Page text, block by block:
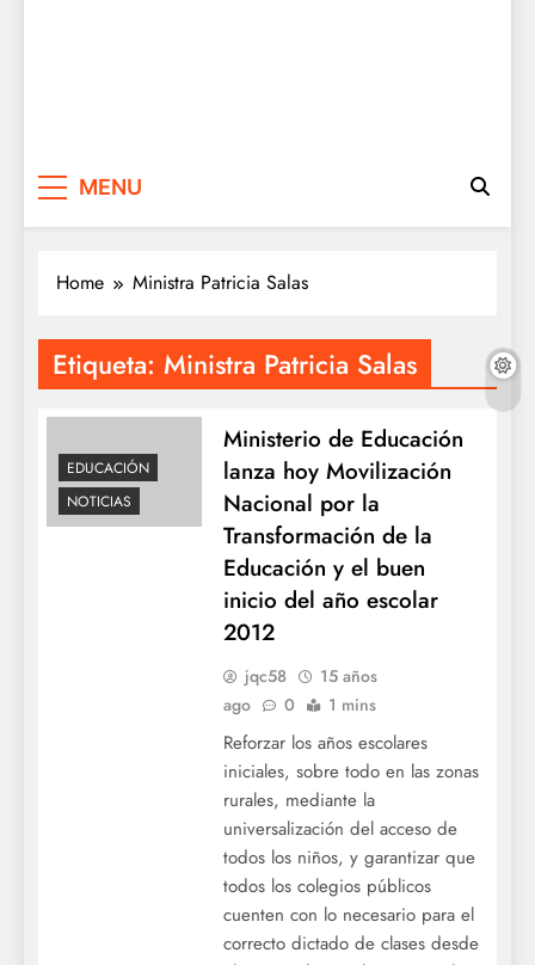
MENU
Home Ministra Patricia Salas
Etiqueta: Ministra Patricia Salas
EDUCACIÓN
NOTICIAS
Ministerio de Educación
lanza hoy Movilización
Nacional por la
Transformación de la
Educación y el buen
inicio del año escolar
2012
jqc58
15 años
ago
0 1 mins
Reforzar los años escolares
iniciales, sobre todo en las zonas
rurales, mediante la
universalización del acceso de
todos los niños, y garantizar que
todos los colegios públicos
cuenten con lo necesario para el
correcto dictado de clases desde